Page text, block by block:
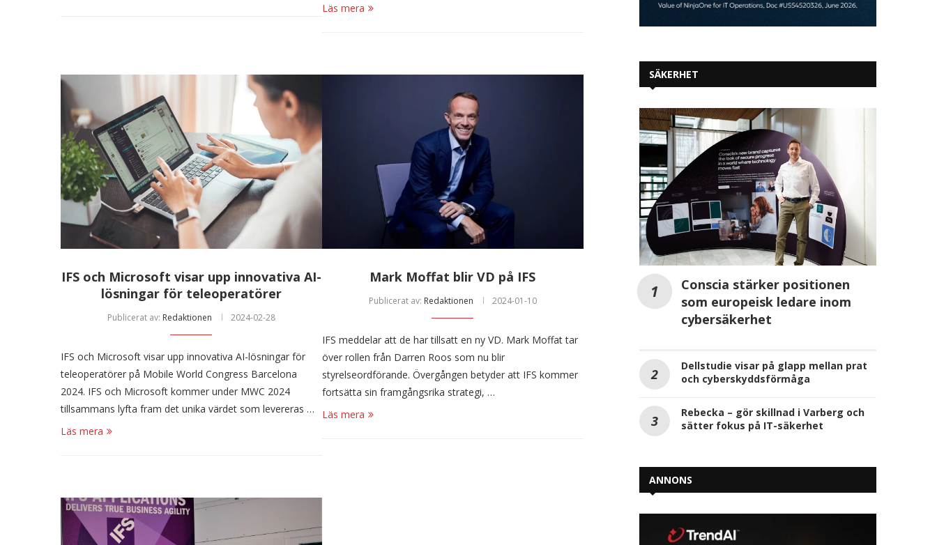
Läs mera
IFS och Microsoft visar upp innovativa AI-
lösningar för teleoperatörer
Publicerat av: Redaktionen 2024-02-28
IFS och Microsoft visar upp innovativa AI-lösningar för
teleoperatörer på Mobile World Congress Barcelona
2024. IFS och Microsoft kommer under MWC 2024
tillsammans lyfta fram det unika värdet som levereras …
Läs mera
Mark Moffat blir VD på IFS
Publicerat av: Redaktionen 2024-01-10
IFS meddelar att de har tillsatt en ny VD. Mark Moffat tar
över rollen från Darren Roos som nu blir
styrelseordförande. Övergången betyder att IFS kommer
fortsätta sin framgångsrika strategi, …
Läs mera
SÄKERHET
Conscia stärker positionen
som europeisk ledare inom
cybersäkerhet
Dellstudie visar på glapp mellan prat
och cyberskyddsförmåga
Rebecka – gör skillnad i Varberg och
sätter fokus på IT-säkerhet
ANNONS